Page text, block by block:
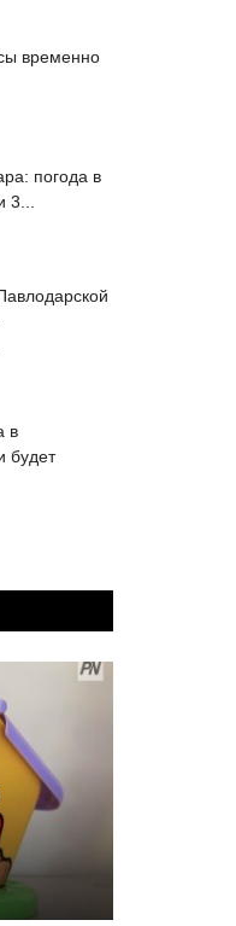
временно
погода в
3...
в
будет